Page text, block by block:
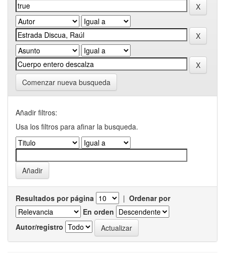
Comenzar nueva busqueda
Añadir filtros:
Usa los filtros para afinar la busqueda.
Resultados por página | Ordenar por
En orden
Autor/registro